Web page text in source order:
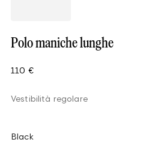
Polo maniche lunghe
110 €
Vestibilità regolare
Black